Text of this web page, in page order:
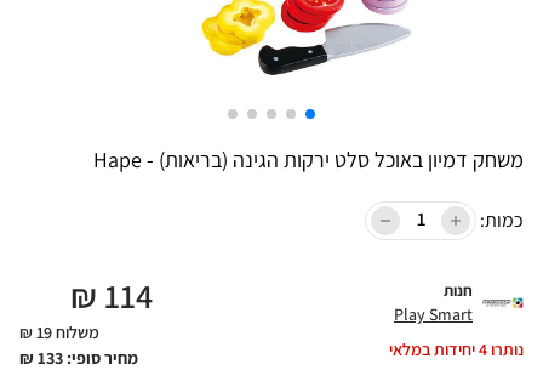
משחק דמיון באוכל סלט ירקות הגינה (בריאות) - Hape
כמות:
חנות
Play Smart
נותרו4יחידות במלאי
114
₪
משלוח 19 ₪
מחיר סופי: 133
₪